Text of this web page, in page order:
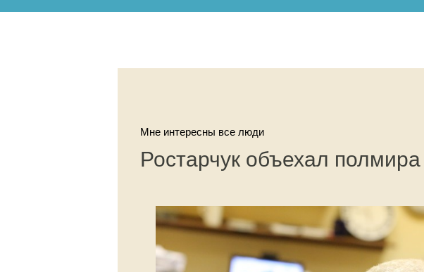
Мне интересны все люди
Ростарчук объехал полмира